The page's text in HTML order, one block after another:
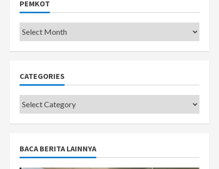
PEMKOT
Pemkot
CATEGORIES
Categories
BACA BERITA LAINNYA